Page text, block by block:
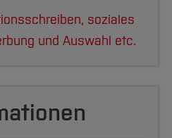
soziales
und Auswahl etc.